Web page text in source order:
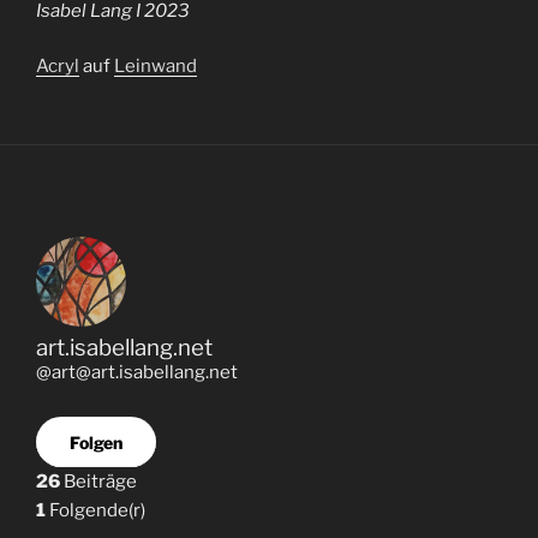
Isabel Lang I 2023
Acryl auf Leinwand
art.isabellang.net
@art@art.isabellang.net
Folgen
26 Beiträge
1 Folgende(r)